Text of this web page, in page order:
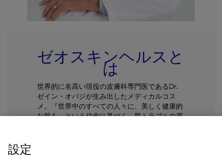
ゼオスキンヘルスと
は
世界的に名高い現役の皮膚科専門医であるDr.
ゼイン・オバジが生み出したメディカルコス
メ。『世界中のすべての人々に、美しく健康的
な肌を』という信念に基づく、肌トラブルの原
設定